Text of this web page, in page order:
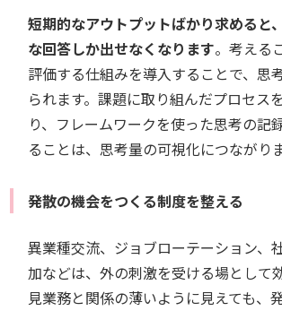
短期的なアウトプットばかり求めると
な回答しか出せなくなります。考える
評価する仕組みを導入することで、思
られます。課題に取り組んだプロセス
り、フレームワークを使った思考の記
ることは、思考量の可視化につながりま
発散の機会をつくる制度を整える
異業種交流、ジョブローテーション、
加などは、外の刺激を受ける場として
見業務と関係の薄いように見えても、